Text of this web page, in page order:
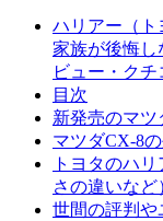
ハリアー（ト
家族が後悔し
ビュー・クチ
目次
新発売のマツ
マツダCX-8
トヨタのハ
さの違いなど
世間の評判や